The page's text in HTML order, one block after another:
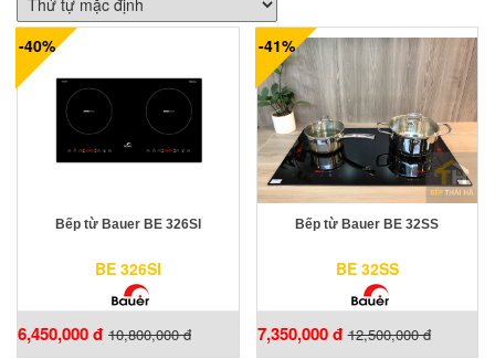
-40%
Bếp từ Bauer BE 326SI
BE 326SI
6,450,000 đ 10,800,000 đ
-41%
Bếp từ Bauer BE 32SS
BE 32SS
7,350,000 đ 12,500,000 đ